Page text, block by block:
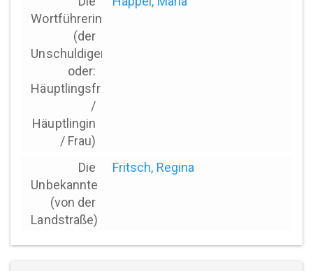
Wortführerin
(der
Unschuldigen
oder:
Häuptlingsfrau
/
Häuptlingin
/ Frau)
Die
Unbekannte
(von der
Landstraße)
Fritsch, Regina